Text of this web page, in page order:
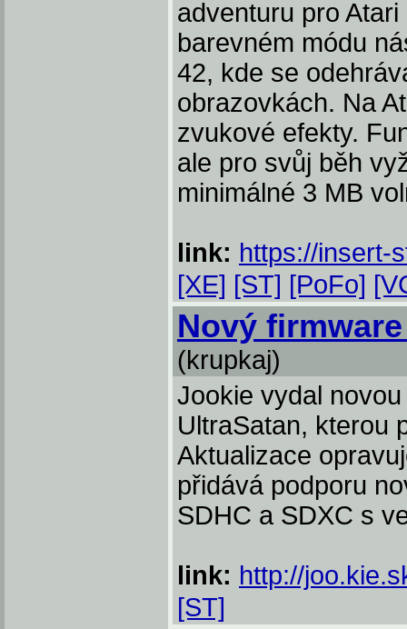
adventuru pro
barevném módu
42, kde se
obrazovkách. Na
zvukové efekty.
ale pro svůj běh
minimálné 3 MB
link: https://insert-
[XE] [ST] [PoFo]
Nový
(krupkaj)
Jookie vydal
UltraSatan, kterou
Aktualizace
přidává podporu
SDHC a SDXC s
link: http://
[ST]